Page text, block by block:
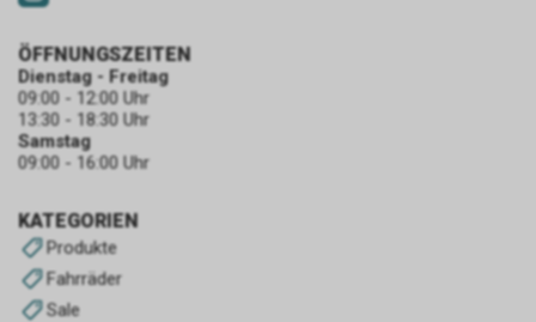
KATEGORIEN
Produkte
Fahrräder
Sale
ÖFFNUNGSZEITEN
Dienstag - Freitag
09:00 - 12:00 Uhr
13:30 - 18:30 Uhr
Samstag
09:00 - 16:00 Uhr